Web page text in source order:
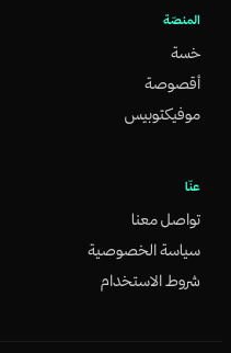
المنصّة
خسة
أقصوصة
موفيكتوبيس
عنّا
تواصل معنا
سياسة الخصوصية
شروط الاستخدام